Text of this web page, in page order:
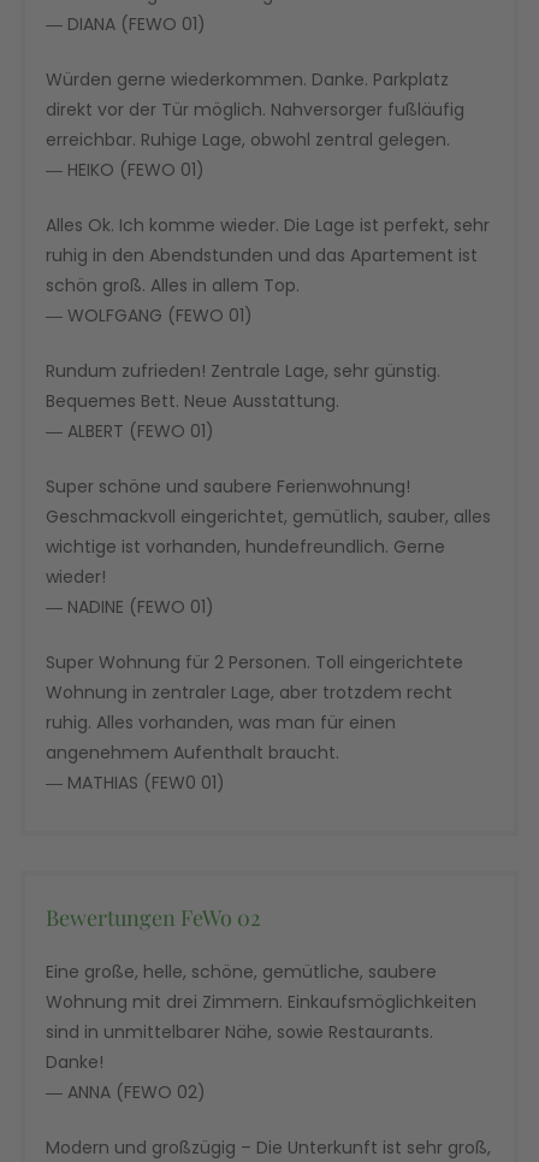
― DIANA (FEWO 01)
Würden gerne wiederkommen. Danke. Parkplatz
direkt vor der Tür möglich. Nahversorger fußläufig
erreichbar. Ruhige Lage, obwohl zentral gelegen.
― HEIKO (FEWO 01)
Alles Ok. Ich komme wieder. Die Lage ist perfekt, sehr
ruhig in den Abendstunden und das Apartement ist
schön groß. Alles in allem Top.
― WOLFGANG (FEWO 01)
Rundum zufrieden! Zentrale Lage, sehr günstig.
Bequemes Bett. Neue Ausstattung.
― ALBERT (FEWO 01)
Super schöne und saubere Ferienwohnung!
Geschmackvoll eingerichtet, gemütlich, sauber, alles
wichtige ist vorhanden, hundefreundlich. Gerne
wieder!
― NADINE (FEWO 01)
Super Wohnung für 2 Personen. Toll eingerichtete
Wohnung in zentraler Lage, aber trotzdem recht
ruhig. Alles vorhanden, was man für einen
angenehmem Aufenthalt braucht.
― MATHIAS (FEW0 01)
Bewertungen FeWo 02
Eine große, helle, schöne, gemütliche, saubere
Wohnung mit drei Zimmern. Einkaufsmöglichkeiten
sind in unmittelbarer Nähe, sowie Restaurants.
Danke!
― ANNA (FEWO 02)
Modern und großzügig – Die Unterkunft ist sehr groß,